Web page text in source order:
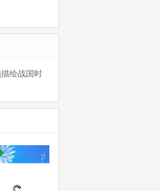
绘战国时